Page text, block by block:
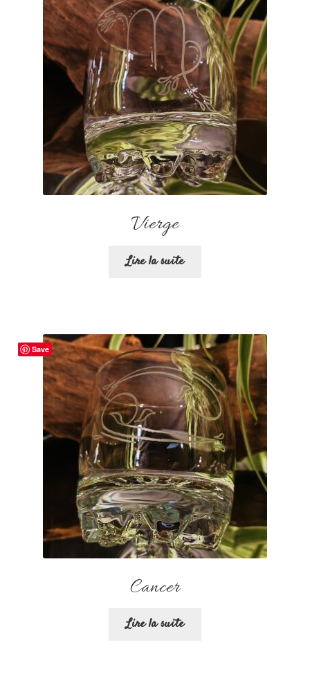
Vierge
Lire la suite
Save
Cancer
Lire la suite